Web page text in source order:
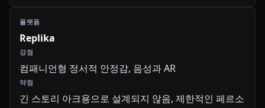
Replika
컴패니언형 정서적 안정감, 음성과 AR
긴 스토리 아크용으로 설계되지 않음, 제한적인 페르소